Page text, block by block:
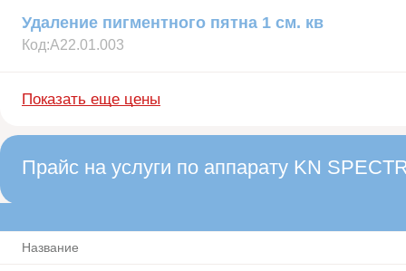
Удаление пигментного пятна 1 см. кв
Код:А22.01.003
Показать еще цены
Прайс на услуги по аппарату KN
Название